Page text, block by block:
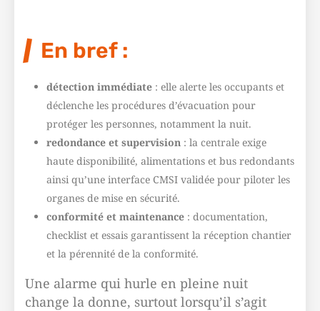
En bref :
détection immédiate : elle alerte les occupants et
déclenche les procédures d’évacuation pour
protéger les personnes, notamment la nuit.
redondance et supervision : la centrale exige
haute disponibilité, alimentations et bus redondants
ainsi qu’une interface CMSI validée pour piloter les
organes de mise en sécurité.
conformité et maintenance : documentation,
checklist et essais garantissent la réception chantier
et la pérennité de la conformité.
Une alarme qui hurle en pleine nuit
change la donne, surtout lorsqu’il s’agit